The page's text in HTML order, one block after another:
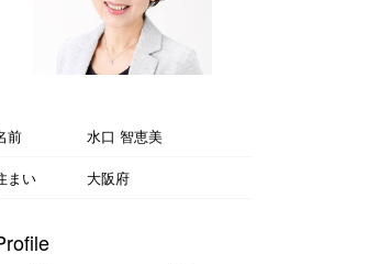
前
水口 智恵美
まい
大阪府